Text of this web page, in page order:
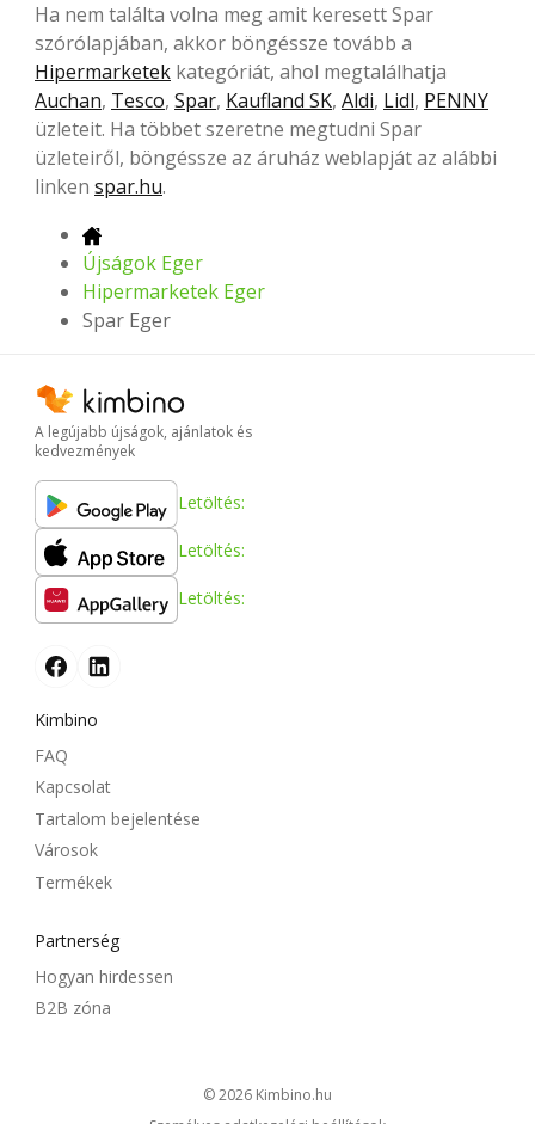
Ha nem találta volna meg amit keresett Spar
szórólapjában, akkor böngéssze tovább a
Hipermarketek kategóriát, ahol megtalálhatja
Auchan, Tesco, Spar, Kaufland SK, Aldi, Lidl, PENNY
üzleteit. Ha többet szeretne megtudni Spar
üzleteiről, böngéssze az áruház weblapját az alábbi
linken spar.hu.
Újságok Eger
Hipermarketek Eger
Spar Eger
A legújabb újságok, ajánlatok és
kedvezmények
Letöltés:
Letöltés:
Letöltés:
Kimbino
FAQ
Kapcsolat
Tartalom bejelentése
Városok
Termékek
Partnerség
Hogyan hirdessen
B2B zóna
© 2026
kimbino.hu